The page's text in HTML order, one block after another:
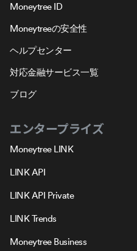
Moneytree ID
Moneytreeの安全性
ヘルプセンター
対応金融サービス一覧
ブログ
エンタープライズ
Moneytree LINK
LINK API
LINK API Private
LINK Trends
Moneytree Business